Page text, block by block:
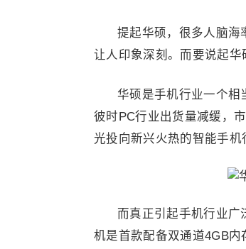
提起华硕，很多人脑海
让人印象深刻。而要说起华
华硕是手机行业一个相
彼时PC行业出货量减缓，
光投向新兴火热的智能手机
而真正引起手机行业广
机是首款配备双通道4GB